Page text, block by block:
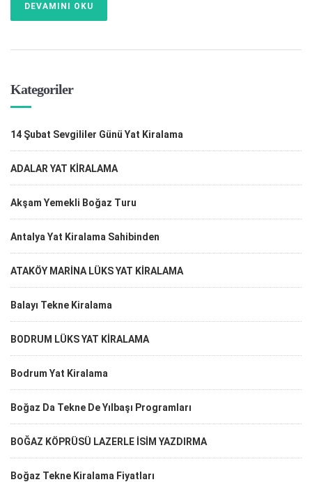
DEVAMINI OKU
Kategoriler
14 Şubat Sevgililer Günü Yat Kiralama
ADALAR YAT KİRALAMA
Akşam Yemekli Boğaz Turu
Antalya Yat Kiralama Sahibinden
ATAKÖY MARİNA LÜKS YAT KİRALAMA
Balayı Tekne Kiralama
BODRUM LÜKS YAT KİRALAMA
Bodrum Yat Kiralama
Boğaz Da Tekne De Yılbaşı Programları
BOĞAZ KÖPRÜSÜ LAZERLE İSİM YAZDIRMA
Boğaz Tekne Kiralama Fiyatları